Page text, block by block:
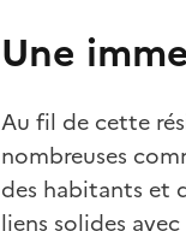
Une
Au fil de cette
nombreuses
des habitants et
liens solides